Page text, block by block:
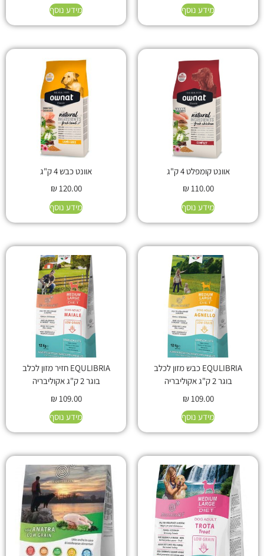
מידע נוסף
מידע נוסף
אוונט קומפלט 4 ק"ג
₪110.00
מידע נוסף
אוונט כבש 4 ק"ג
₪120.00
מידע נוסף
EQULIBRIA כבש מזון לכלב
בוגר 2 ק"ג אקוליבריה
₪109.00
מידע נוסף
EQULIBRIA חזיר מזון לכלב
בוגר 2 ק"ג אקוליבריה
₪109.00
מידע נוסף